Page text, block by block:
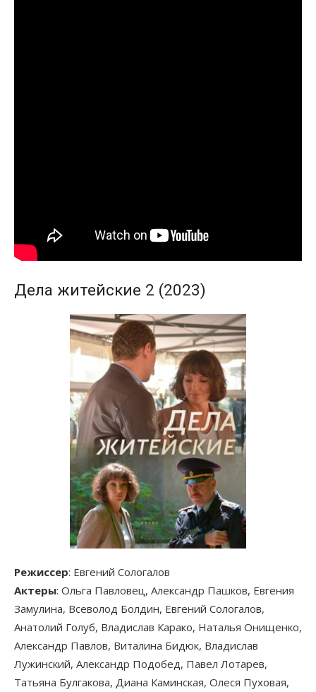
Дела житейские 2 (2023)
Режиссер: Евгений Сологалов
Актеры: Ольга Павловец, Александр Пашков, Евгения
Замулина, Всеволод Болдин, Евгений Сологалов,
Анатолий Голуб, Владислав Карако, Наталья Онищенко,
Александр Павлов, Виталина Бидюк, Владислав
Лужинский, Александр Подобед, Павел Лотарев,
Татьяна Булгакова, Диана Каминская, Олеся Пуховая,